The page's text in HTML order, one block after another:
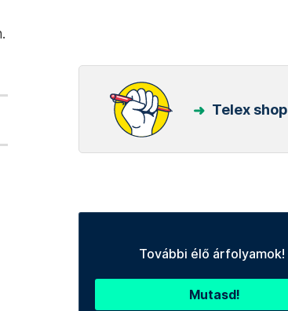
Telex shop
További élő árfolyamok!
Mutasd!